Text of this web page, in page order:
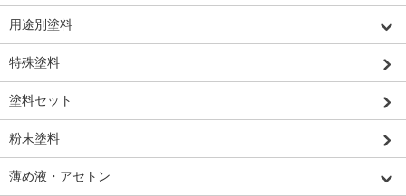
用途別塗料
特殊塗料
塗料セット
粉末塗料
薄め液・アセトン